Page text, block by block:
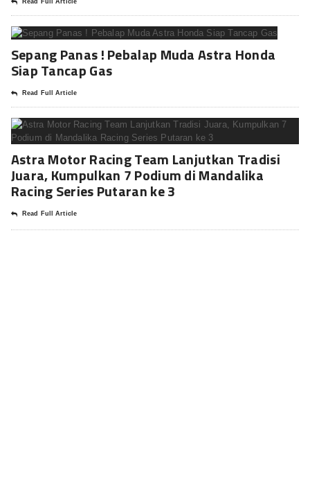
Read Full Article
Sepang Panas ! Pebalap Muda Astra Honda
Siap Tancap Gas
Read Full Article
Astra Motor Racing Team Lanjutkan Tradisi
Juara, Kumpulkan 7 Podium di Mandalika
Racing Series Putaran ke 3
Read Full Article